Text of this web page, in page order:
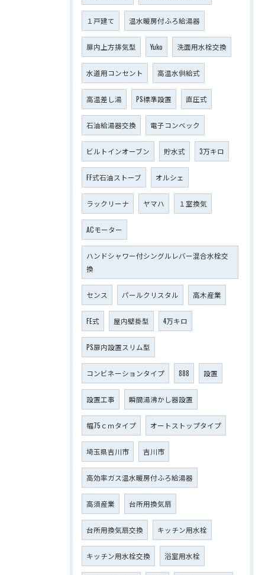
１戸建て 温水暖房付ふろ給湯器
扉内上方排気型 Yuko 洗面用水栓交換
水道用コンセント 高温水供給式
高温差し湯 PS標準設置 直圧式
石油給湯器交換 電子コンベック
ビルトインオーブン 貯水式 3万キロ
FF式石油ストーブ オルシェ
ラックリーナ ヤマハ １室換気
ACモーター
ハンドシャワー付シングルレバー混合水栓交
換
センス パールクリスタル 高木産業
FE式 屋内壁掛型 4万キロ
PS扉内設置スリム型
コンビネーションタイプ 888 設置
設置工事 瞬間湯沸かし器設置
幅75ｃｍタイプ オートストップタイプ
埼玉県吉川市 吉川市
高効率ガス温水暖房付ふろ給湯器
高須産業 台所用換気扇
台所用換気扇交換 キッチン用水栓
キッチン用水栓交換 浴室用水栓